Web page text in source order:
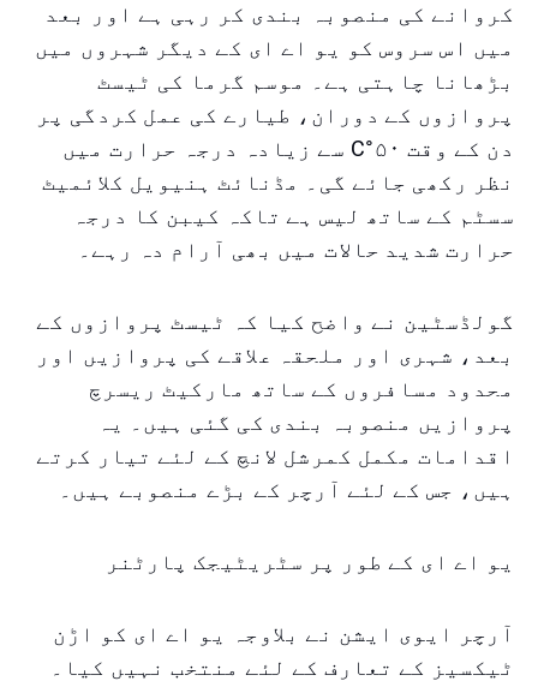
کروانے کی منصوبہ بندی کر رہی ہے اور بعد
میں اس سروس کو یو اے ای کے دیگر شہروں میں
بڑھانا چاہتی ہے۔ موسم گرما کی ٹیسٹ
پروازوں کے دوران، طیارے کی عمل کردگی پر
دن کے وقت ۵۰°C سے زیادہ درجہ حرارت میں
نظر رکھی جائے گی۔ مڈنائٹ ہنیویل کلائمیٹ
سسٹم کے ساتھ لیس ہے تاکہ کیبن کا درجہ
حرارت شدید حالات میں بھی آرام دہ رہے۔
گولڈسٹین نے واضح کیا کہ ٹیسٹ پروازوں کے
بعد، شہری اور ملحقہ علاقے کی پروازیں اور
محدود مسافروں کے ساتھ مارکیٹ ریسرچ
پروازیں منصوبہ بندی کی گئی ہیں۔ یہ
اقدامات مکمل کمرشل لانچ کے لئے تیار کرتے
ہیں، جس کے لئے آرچر کے بڑے منصوبے ہیں۔
یو اے ای کے طور پر سٹریٹیجک پارٹنر
آرچر ایوی ایشن نے بلاوجہ یو اے ای کو اڑن
ٹیکسیز کے تعارف کے لئے منتخب نہیں کیا۔